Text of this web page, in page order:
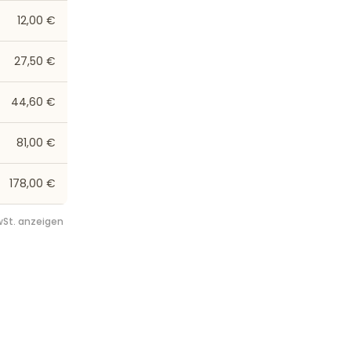
12,00 €
27,50 €
44,60 €
81,00 €
178,00 €
anzeigen